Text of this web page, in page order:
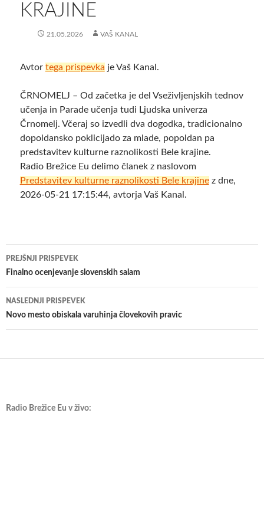
KRAJINE
21.05.2026 VAŠ KANAL
Avtor tega prispevka je Vaš Kanal.
ČRNOMELJ – Od začetka je del Vseživljenjskih tednov
učenja in Parade učenja tudi Ljudska univerza
Črnomelj. Včeraj so izvedli dva dogodka, tradicionalno
dopoldansko poklicijado za mlade, popoldan pa
predstavitev kulturne raznolikosti Bele krajine.
Radio Brežice Eu delimo članek z naslovom
Predstavitev kulturne raznolikosti Bele krajinez dne,
2026-05-21 17:15:44, avtorja Vaš Kanal.
Krmarjenje
po
prispevkih
PREJŠNJI PRISPEVEK
Finalno ocenjevanje slovenskih salam
NASLEDNJI PRISPEVEK
Novo mesto obiskala varuhinja človekovih pravic
Radio Brežice Eu v živo: